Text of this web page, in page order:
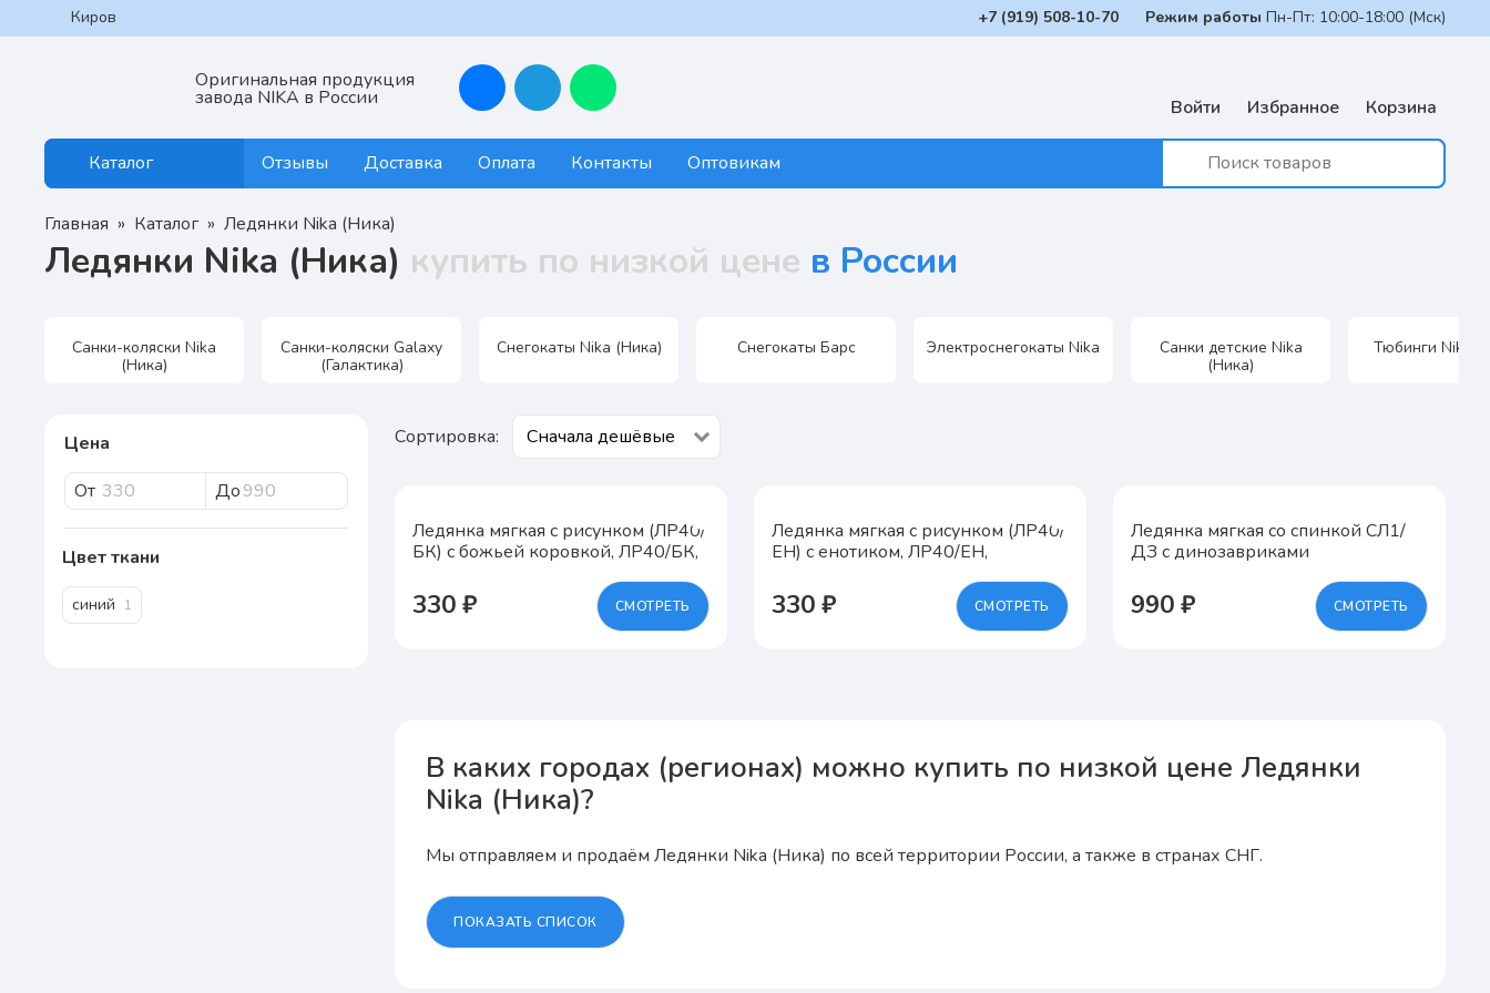
Киров +7 (919) 508-10-70 Режим работы Пн-Пт: 10:00-18:00 (Мск)
Оригинальная продукция
завода NIKA в России Войти Избранное Корзина
Каталог Отзывы Доставка Оплата Контакты Оптовикам
Главная Каталог Ледянки Nika (Ника)
Ледянки Nika (Ника) купить по низкой цене в России
Санки-коляски Nika
(Ника)
Санки-коляски Galaxy
(Галактика)
Снегокаты Nika (Ника) Снегокаты Барс Электроснегокаты Nika
Санки детские Nika
(Ника)
Тюбинги Nika
Цена
От
До
Цвет ткани
синий 1
Сортировка:
Ледянка мягкая с рисунком (ЛР40/
БК) с божьей коровкой, ЛР40/БК,
330 ₽ СМОТРЕТЬ
Ледянка мягкая с рисунком (ЛР40/
ЕН) с енотиком, ЛР40/ЕН,
330 ₽ СМОТРЕТЬ
Ледянка мягкая со спинкой СЛ1/
ДЗ с динозавриками
990 ₽ СМОТРЕТЬ
В каких городах (регионах) можно купить по низкой цене Ледянки
Nika (Ника)?
Мы отправляем и продаём Ледянки Nika (Ника) по всей территории России, а также в странах СНГ.
ПОКАЗАТЬ СПИСОК